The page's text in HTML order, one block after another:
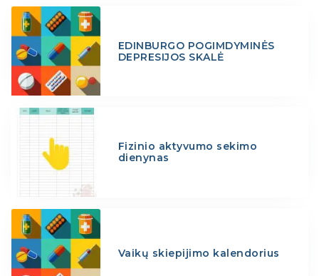
EDINBURGO POGIMDYMINĖS
DEPRESIJOS SKALĖ
Fizinio aktyvumo sekimo
dienynas
Vaikų skiepijimo kalendorius